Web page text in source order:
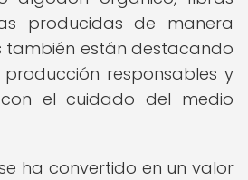
producidas de manera
también están destacando
responsables y
el cuidado del medio
ha convertido en un valor